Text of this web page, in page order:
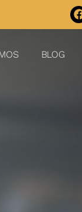
BLOG